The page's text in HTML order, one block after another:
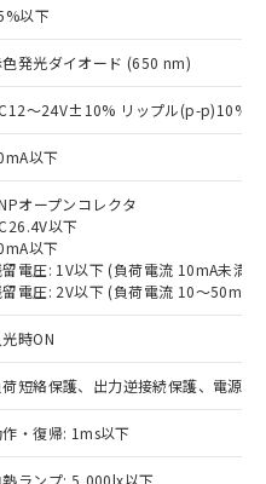
以下
発光ダイオード (650 nm)
～24V±10% リップル(p-p)10%以
以下
オープンコレクタ
以下
以下
電圧: 1V以下 (負荷電流 10mA未満)
電圧: 2V以下 (負荷電流 10～50mA)
光時ON
短絡保護、出力逆接続保護、電源逆
・復帰: 1ms以下
熱ランプ: 5,000lx以下
指令（10物質）の
提供可能な商品で